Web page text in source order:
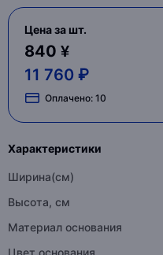
Цена за шт.
840 ¥
11 760 ₽
Оплачено: 10
Характеристики
Ширина(см)
Высота, см
Материал основания
Цвет основания